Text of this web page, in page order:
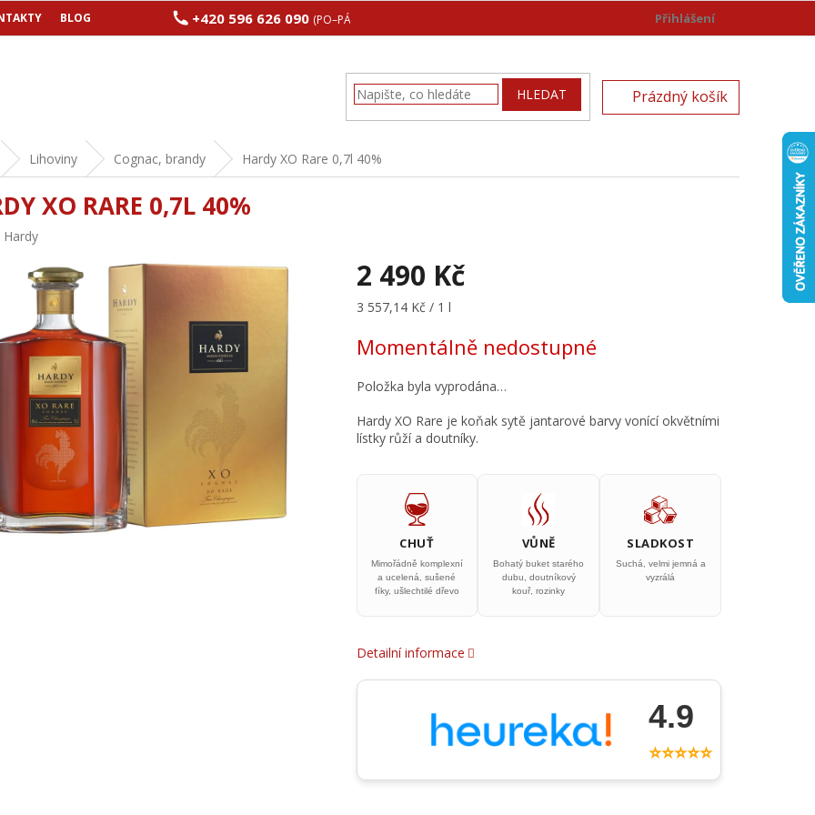
BLOG +420 596 626 090 (PO–PÁ 8:00–17:00) Přihlášení
HLEDAT
NÁKUPNÍ
KOŠÍK
Prázdný košík
Lihoviny Cognac, brandy Hardy XO Rare 0,7l 40%
XO RARE 0,7L 40%
Hardy
2 490 Kč
Měrná
3 557,14 Kč / 1 l
Momentálně nedostupné
Položka byla vyprodána…
Hardy XO Rare je koňak sytě jantarové barvy vonící okvětními
lístky růží a doutníky.
CHUŤ
Mimořádně komplexní
a ucelená, sušené
fíky, ušlechtilé dřevo
VŮNĚ
Bohatý buket starého
dubu, doutníkový
kouř, rozinky
SLADKOST
Suchá, velmi jemná a
vyzrálá
Detailní informace
4.9
⭐⭐⭐⭐⭐